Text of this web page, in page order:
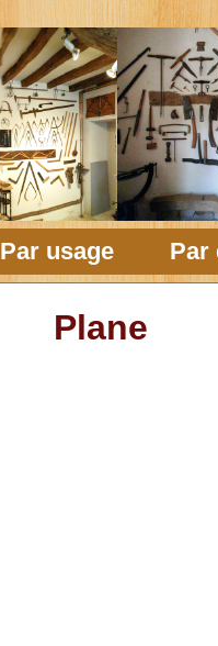
Par usage Par
Plane